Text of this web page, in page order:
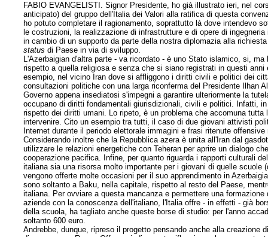
FABIO EVANGELISTI. Signor Presidente, ho già illustrato ieri, nel
anticipato) del gruppo dell'Italia dei Valori alla ratifica di questa
ho potuto completare il ragionamento, soprattutto là dove intendevo
le costruzioni, la realizzazione di infrastrutture e di opere di
in cambio di un supporto da parte della nostra diplomazia alla
status di Paese in via di sviluppo.
L'Azerbaigian d'altra parte - va ricordato - è uno Stato islamico, si,
rispetto a quella religiosa e senza che si siano registrati in questi
esempio, nel vicino Iran dove si affliggono i diritti civili e politici dei
consultazioni politiche con una larga riconferma del Presidente Ilhan
Governo appena insediatosi s'impegni a garantire ulteriormente la
occupano di diritti fondamentali giurisdizionali, civili e politici. Infatti,
rispetto dei diritti umani. Lo ripeto, è un problema che accomuna
intervenire. Cito un esempio tra tutti, il caso di due giovani attivisti
Internet durante il periodo elettorale immagini e frasi ritenute
Considerando inoltre che la Repubblica azera è unita all'Iran dal
utilizzare le relazioni energetiche con Teheran per aprire un dialogo
cooperazione pacifica. Infine, per quanto riguarda i rapporti culturali
italiana sia una risorsa molto importante per i giovani di quelle
vengono offerte molte occasioni per il suo apprendimento in
sono soltanto a Baku, nella capitale, rispetto al resto del Paese,
italiana. Per ovviare a questa mancanza e permettere una
aziende con la conoscenza dell'italiano, l'Italia offre - in effetti - già
della scuola, ha tagliato anche queste borse di studio: per l'anno
soltanto 600 euro.
Andrebbe, dunque, ripreso il progetto pensando anche alla